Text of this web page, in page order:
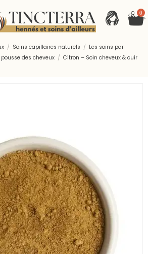
0
Soins capillaires naturels
Les soins par
des cheveux
Citron – Soin cheveux & cuir